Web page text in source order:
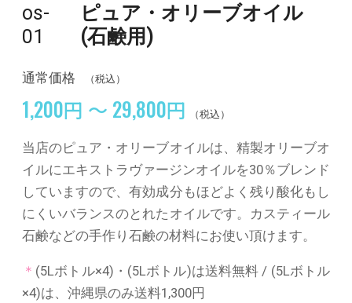
os-
01
ピュア・オリーブオイル
(石鹸用)
通常価格 （税込）
1,200円 ～ 29,800円 （税込）
当店のピュア・オリーブオイルは、精製オリーブオ
イルにエキストラヴァージンオイルを30％ブレンド
していますので、有効成分もほどよく残り酸化もし
にくいバランスのとれたオイルです。カスティール
石鹸などの手作り石鹸の材料にお使い頂けます。
＊ (5Lボトル×4)・ (5Lボトル)は送料無料 / (5Lボトル
×4)は、沖縄県のみ送料1,300円